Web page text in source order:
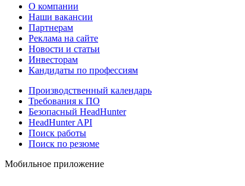
О компании
Наши вакансии
Партнерам
Реклама на сайте
Новости и статьи
Инвесторам
Кандидаты по профессиям
Производственный календарь
Требования к ПО
Безопасный HeadHunter
HeadHunter API
Поиск работы
Поиск по резюме
Мобильное приложение